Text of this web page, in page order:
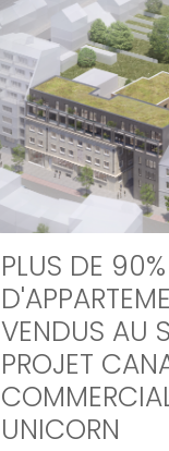
PLUS DE 90%
VENDUS AU
PROJET
UNICORN